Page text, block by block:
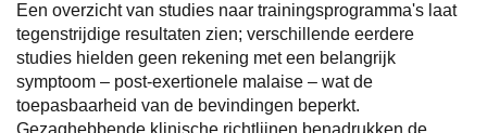
Een overzicht van studies naar trainingsprogramma's laat
tegenstrijdige resultaten zien; verschillende eerdere
studies hielden geen rekening met een belangrijk
symptoom – post-exertionele malaise – wat de
toepasbaarheid van de bevindingen beperkt.
Gezaghebbende klinische richtlijnen benadrukken de